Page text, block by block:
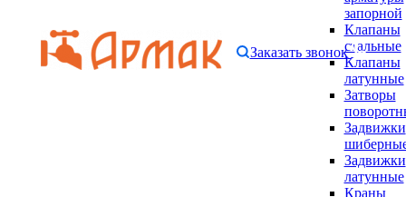
запорной
Клапаны
стальные
Клапаны
латунные
Затворы
Задвижки
Задвижки
латунные
Краны
Заказать звонок